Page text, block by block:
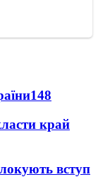
148
край
вступ